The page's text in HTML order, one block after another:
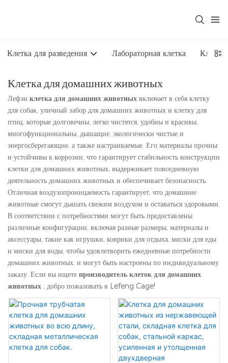
Клетка для разведения Лабораторная клетка
Клетка для домашних животных
Лефэн клетка для домашних животных включает в себя клетку
для собак, уличный забор для домашних животных и клетку для
птиц, которые долговечны, легко чистятся, удобны и красивы,
многофункциональны, дышащие, экологически чистые и
энергосберегающие, а также настраиваемые. Его материалы прочны
и устойчивы к коррозии, что гарантирует стабильность конструкции
клетки для домашних животных, выдерживает повседневную
деятельность домашних животных и обеспечивает безопасность.
Отличная воздухопроницаемость гарантирует, что домашние
животные смогут дышать свежим воздухом и оставаться здоровыми.
В соответствии с потребностями могут быть предоставлены
различные конфигурации, включая разные размеры, материалы и
аксессуары, такие как игрушки, коврики для отдыха, миски для еды
и миски для воды, чтобы удовлетворить ежедневные потребности
домашних животных, и могут быть настроены по индивидуальному
заказу. Если вы ищете производитель клеток для домашних
животных , добро пожаловать в Lefeng Cage!